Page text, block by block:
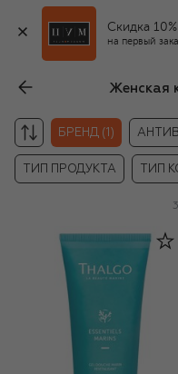
Скидка 10%
на первый
БРЕНД (1)
ТИП ПРОДУКТА ТИП